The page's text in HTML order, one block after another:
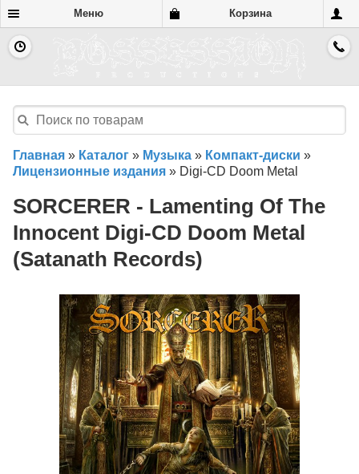
Меню Корзина
Главная » Каталог » Музыка » Компакт-диски »
Лицензионные издания » Digi-CD Doom Metal
SORCERER - Lamenting Of The
Innocent Digi-CD Doom Metal
(Satanath Records)